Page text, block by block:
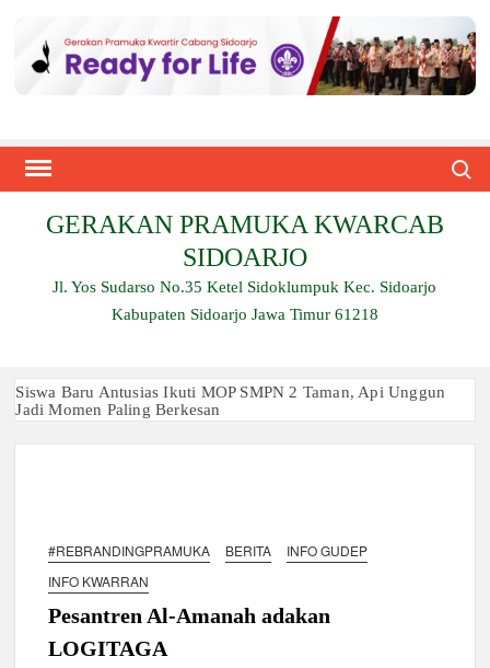
content
GERAKAN PRAMUKA KWARCAB
SIDOARJO
Jl. Yos Sudarso No.35 Ketel Sidoklumpuk Kec. Sidoarjo
Kabupaten Sidoarjo Jawa Timur 61218
Siswa Baru Antusias Ikuti MOP SMPN 2 Taman, Api Unggun
Jadi Momen Paling Berkesan
Relevansi Pemikiran Baden-Powell dalam Pembinaan
Generasi Muda di Era Digital
Semangat “Cerdas, Ceria, Cekatan” Warnai Pesta Siaga
#REBRANDINGPRAMUKA BERITA
INFO GUDEP
INFO KWARRAN
Pesantren Al-Amanah adakan
LOGITAGA